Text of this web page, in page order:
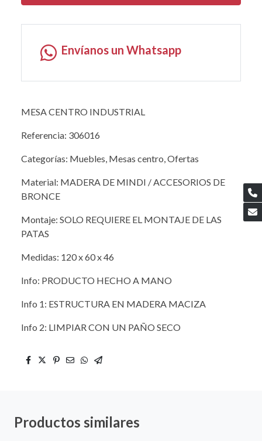
Envíanos un Whatsapp
MESA CENTRO INDUSTRIAL
Referencia: 306016
Categorías: Muebles, Mesas centro, Ofertas
Material: MADERA DE MINDI / ACCESORIOS DE
BRONCE
Montaje: SOLO REQUIERE EL MONTAJE DE LAS
PATAS
Medidas: 120 x 60 x 46
Info: PRODUCTO HECHO A MANO
Info 1: ESTRUCTURA EN MADERA MACIZA
Info 2: LIMPIAR CON UN PAÑO SECO
Productos similares